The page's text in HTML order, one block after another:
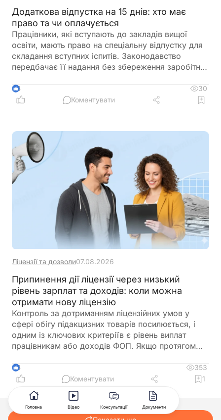
Додаткова відпустка на 15 днів: хто має
право та чи оплачується
Працівники, які вступають до закладів вищої
освіти, мають право на спеціальну відпустку для
складання вступних іспитів. Законодавство
передбачає її надання без збереження заробітної
для проїзду до місця проведення іспитів та назад
4
30
Коментувати
Ліцензії та дозволи07.08.2026
Припинення дії ліцензії через низький
рівень зарплат та доходів: коли можна
отримати нову ліцензію
Контроль за дотриманням ліцензійних умов у
сфері обігу підакцизних товарів посилюється, і
одним із ключових критеріїв є рівень виплат
працівникам або доходів ФОП. Якщо протягом
відповідають встановленим вимогам, ДПС має
підстави припинити дію ліцензії. Важливо, що такі
порушення встановлюються виключно за
результатами перевірок і фіксуються в акті.
Водночас після усунення недоліків бізнес може
4
353
Коментувати
1
Головна Відео Консультації Документи